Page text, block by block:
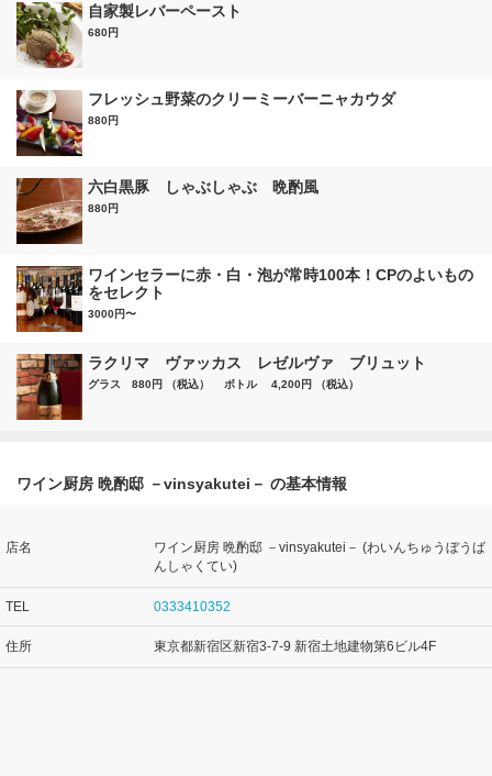
自家製レバーペースト
680円
フレッシュ野菜のクリーミーバーニャカウダ
880円
六白黒豚 しゃぶしゃぶ 晩酌風
880円
ワインセラーに赤・白・泡が常時100本！CPのよいもの
をセレクト
3000円〜
ラクリマ ヴァッカス レゼルヴァ ブリュット
グラス 880円 （税込） ボトル 4,200円 （税込）
ワイン厨房 晩酌邸 －vinsyakutei－ の基本情報
店名
ワイン厨房 晩酌邸 －vinsyakutei－ (わいんちゅうぼうば
んしゃくてい)
TEL 0333410352
住所 東京都新宿区新宿3-7-9 新宿土地建物第6ビル4F